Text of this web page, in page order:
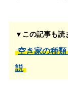
▼この記事も読
空き家の種
説